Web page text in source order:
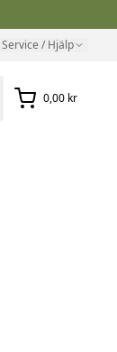
Service / Hjälp
0,00 kr